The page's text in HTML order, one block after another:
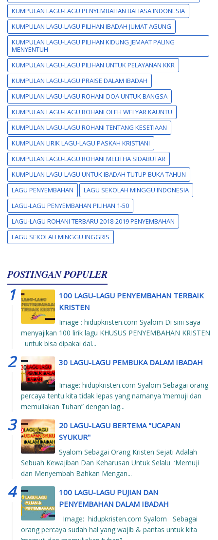
KUMPULAN LAGU-LAGU PENYEMBAHAN BAHASA INDONESIA
KUMPULAN LAGU-LAGU PILIHAN IBADAH JUMAT AGUNG
KUMPULAN LAGU-LAGU PILIHAN KIDUNG JEMAAT PALING
MENYENTUH
KUMPULAN LAGU-LAGU PILIHAN UNTUK PELAYANAN KKR
KUMPULAN LAGU-LAGU PRAISE DALAM IBADAH
KUMPULAN LAGU-LAGU ROHANI DOA UNTUK BANGSA
KUMPULAN LAGU-LAGU ROHANI OLEH WELYAR KAUNTU
KUMPULAN LAGU-LAGU ROHANI TENTANG KESETIAAN
KUMPULAN LIRIK LAGU-LAGU PASKAH KRISTIANI
KUMPULAN LAGU-LAGU ROHANI MELITHA SIDABUTAR
KUMPULAN LAGU-LAGU UNTUK IBADAH TUTUP BUKA TAHUN
LAGU PENYEMBAHAN
LAGU SEKOLAH MINGGU INDONESIA
LAGU-LAGU PENYEMBAHAN PILIHAN 1-50
LAGU-LAGU ROHANI TERBARU 2018-2019 PENYEMBAHAN
LAGU SEKOLAH MINGGU INGGRIS
POSTINGAN POPULER
100 LAGU-LAGU PENYEMBAHAN TERBAIK
KRISTEN
Image : hidupkristen.com Syalom Di sini saya
menyajikan 100 lirik lagu KHUSUS PENYEMBAHAN KRISTEN
untuk bisa dipakai dal...
30 LAGU-LAGU PEMBUKA DALAM IBADAH
Image: hidupkristen.com Syalom Sebagai orang
percaya tentu kita tidak lepas yang namanya ‘memuji dan
memuliakan Tuhan” dengan lag...
20 LAGU-LAGU BERTEMA "UCAPAN
SYUKUR"
Syalom Sebagai Orang Kristen Sejati Adalah
Sebuah Kewajiban Dan Keharusan Untuk Selalu ‘Memuji
dan Menyembah Bahkan Mengan...
100 LAGU-LAGU PUJIAN DAN
PENYEMBAHAN DALAM IBADAH
Image: hidupkristen.com Syalom Sebagai
orang percaya sudah hal yang wajib & pantas untuk kita